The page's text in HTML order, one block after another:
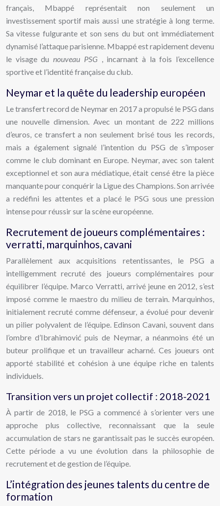
français, Mbappé représentait non seulement un
investissement sportif mais aussi une stratégie à long terme.
Sa vitesse fulgurante et son sens du but ont immédiatement
dynamisé l’attaque parisienne. Mbappé est rapidement devenu
le visage dunouveau PSG , incarnant à la fois l’excellence
sportive et l’identité française du club.
Neymar et la quête du leadership européen
Le transfert record de Neymar en 2017 a propulsé le PSG dans
une nouvelle dimension. Avec un montant de 222 millions
d’euros, ce transfert a non seulement brisé tous les records,
mais a également signalé l’intention du PSG de s’imposer
comme le club dominant en Europe. Neymar, avec son talent
exceptionnel et son aura médiatique, était censé être la pièce
manquante pour conquérir la Ligue des Champions. Son arrivée
a redéfini les attentes et a placé le PSG sous une pression
intense pour réussir sur la scène européenne.
Recrutement de joueurs complémentaires :
verratti, marquinhos, cavani
Parallèlement aux acquisitions retentissantes, le PSG a
intelligemment recruté des joueurs complémentaires pour
équilibrer l’équipe. Marco Verratti, arrivé jeune en 2012, s’est
imposé comme le maestro du milieu de terrain. Marquinhos,
initialement recruté comme défenseur, a évolué pour devenir
un pilier polyvalent de l’équipe. Edinson Cavani, souvent dans
l’ombre d’Ibrahimović puis de Neymar, a néanmoins été un
buteur prolifique et un travailleur acharné. Ces joueurs ont
apporté stabilité et cohésion à une équipe riche en talents
individuels.
Transition vers un projet collectif : 2018-2021
À partir de 2018, le PSG a commencé à s’orienter vers une
approche plus collective, reconnaissant que la seule
accumulation de stars ne garantissait pas le succès européen.
Cette période a vu une évolution dans la philosophie de
recrutement et de gestion de l’équipe.
L’intégration des jeunes talents du centre de
formation